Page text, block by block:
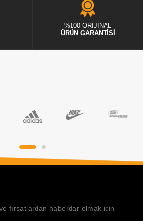
%100 ORİJİNAL
ÜRÜN GARANTİSİ
fırsatlardan haberdar olmak için